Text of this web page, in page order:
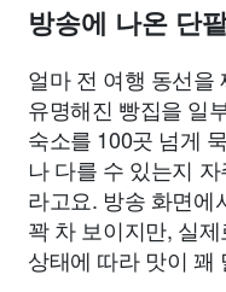
방송에 나온 단
얼마 전 여행 동선을
유명해진 빵집을 일
숙소를 100곳 넘게
나 다를 수 있는지
라고요. 방송 화면에
꽉 차 보이지만, 실
상태에 따라 맛이 꽤